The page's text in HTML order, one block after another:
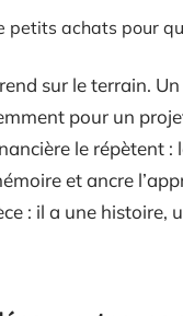
petits achats pour
sur le terrain.
pour un
le répètent
et ancre
: il a une